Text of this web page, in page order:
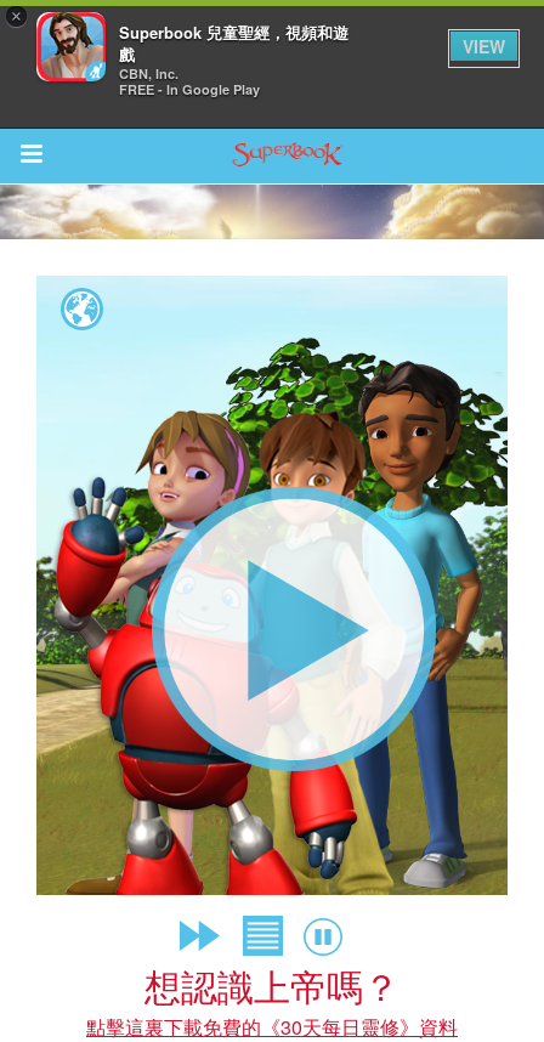
×
Superbook 兒童聖經，視頻和遊
戲
CBN, Inc.
FREE - In Google Play
VIEW
Return to Content
Bible App
想認識上帝嗎？
點擊這裏下載免費的《30天每日靈修》資料